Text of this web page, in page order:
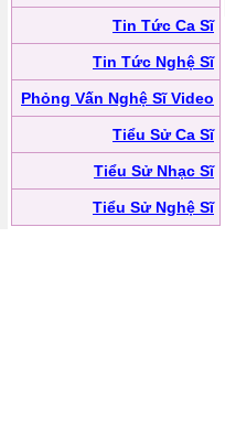
Tin Tức Ca Sĩ
Tin Tức Nghệ Sĩ
Phỏng Vấn Nghệ Sĩ Video
Tiểu Sử Ca Sĩ
Tiểu Sử Nhạc Sĩ
Tiểu Sử Nghệ Sĩ